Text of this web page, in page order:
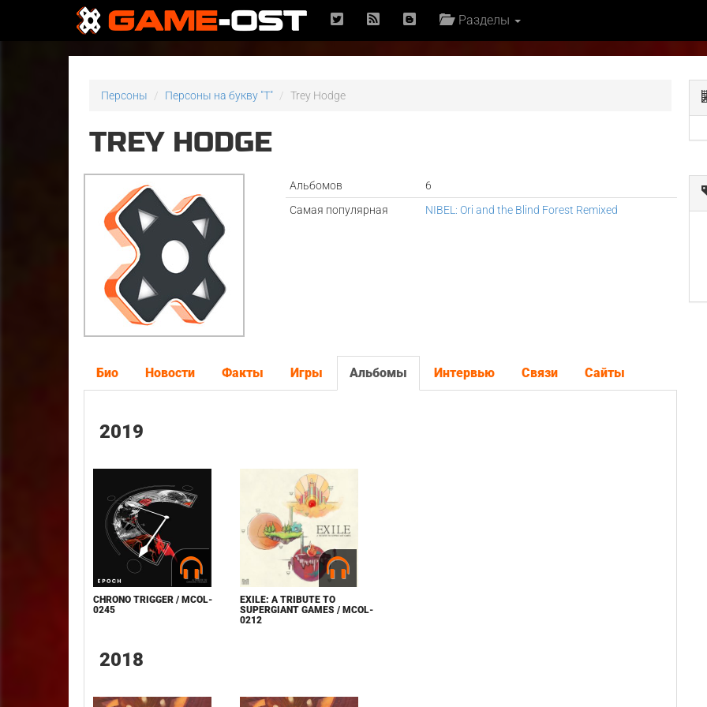
Разделы
Персоны Персоны на букву "T" Trey Hodge
TREY HODGE
Альбомов
6
Самая популярная
NIBEL: Ori and the Blind Forest Remixed
Био Новости Факты Игры Альбомы Интервью Связи Сайты
2019
CHRONO TRIGGER / MCOL-
0245
EXILE: A TRIBUTE TO
SUPERGIANT GAMES / MCOL-
0212
2018